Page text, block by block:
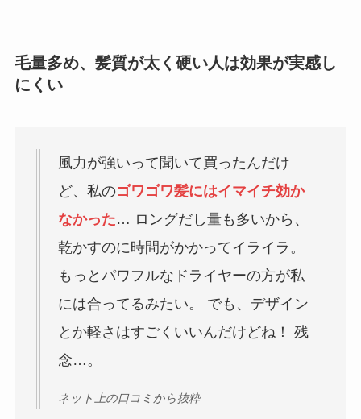
毛量多め、髪質が太く硬い人は効果が実感し
にくい
風力が強いって聞いて買ったんだけ
ど、私のゴワゴワ髪にはイマイチ効か
なかった… ロングだし量も多いから、
乾かすのに時間がかかってイライラ。
もっとパワフルなドライヤーの方が私
には合ってるみたい。 でも、デザイン
とか軽さはすごくいいんだけどね！ 残
念…。
ネット上の口コミから抜粋